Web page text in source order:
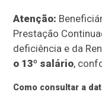
Atenção:
Prestação
deficiência e da
o 13º salário,
Como consultar a